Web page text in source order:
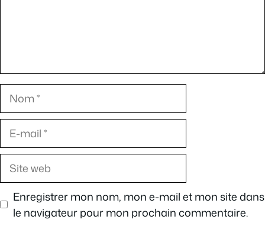
Nom
mail
Site
web
Enregistrer mon nom, mon e-mail et mon site dans
le navigateur pour mon prochain commentaire.